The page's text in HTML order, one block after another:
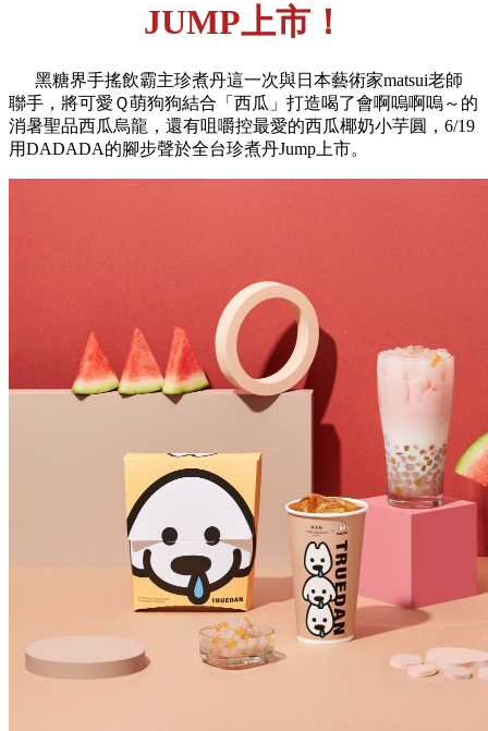
JUMP上市！
黑糖界手搖飲霸主珍煮丹這一次與日本藝術家matsui老師
聯手，將可愛Ｑ萌狗狗結合「西瓜」打造喝了會啊嗚啊嗚～的
消暑聖品西瓜烏龍，還有咀嚼控最愛的西瓜椰奶小芋圓，6/19
用DADADA的腳步聲於全台珍煮丹Jump上市。